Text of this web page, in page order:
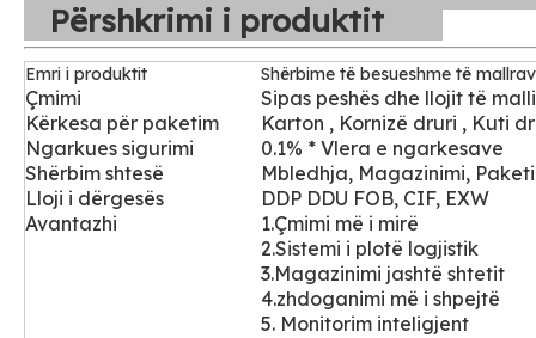
Përshkrimi i produktit
Emri i produktit Shërbime të besueshme të
Çmimi
Sipas peshës dhe llojit të
Kërkesa për paketim
Karton , Kornizë druri , Kuti
Ngarkues sigurimi
0.1% * Vlera e ngarkesave
Shërbim shtesë
Mbledhja, Magazinimi,
Lloji i dërgesës
DDP DDU FOB, CIF, EXW
Avantazhi
1.Çmimi më i mirë
2.Sistemi i plotë logjistik
3.Magazinimi jashtë shtetit
4.zhdoganimi më i shpejtë
5. Monitorim inteligjent